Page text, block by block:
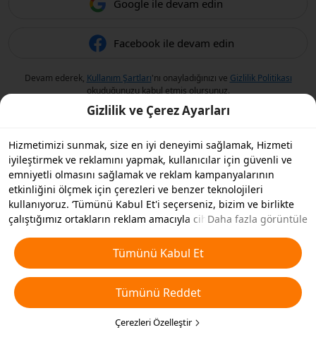
Google ile devam edin
Facebook ile devam edin
Devam ederek, Kullanım Şartları'nı onayladığınızı ve Gizlilik Politikası
okuduğunuzu kabul etmiş olursunuz.
Gizlilik ve Çerez Ayarları
Hizmetimizi sunmak, size en iyi deneyimi sağlamak, Hizmeti
iyileştirmek ve reklamını yapmak, kullanıcılar için güvenli ve
emniyetli olmasını sağlamak ve reklam kampanyalarının
etkinliğini ölçmek için çerezleri ve benzer teknolojileri
kullanıyoruz. ‘Tümünü Kabul Et'i seçerseniz, bizim ve birlikte
çalıştığımız ortakların reklam amacıyla cihazınızda çerezleri ve
Ayrıca, temel olmayan çerezlerin ’Tümünü Reddedebilir' veya
aşağıdaki ’Çerezleri Özelleştir'i tıklayarak veya gizlilik
ayarlarınızda istediğiniz zaman hangi çerez türlerini kabul
etmek veya devre dışı bırakmak istediğinizi seçebilirsiniz. Daha
fazla detay içinÇerezler ve Benzer Teknolojiler Politikamıza
Daha fazla görüntüle
Tümünü Kabul Et
Tümünü Reddet
Çerezleri Özelleştir